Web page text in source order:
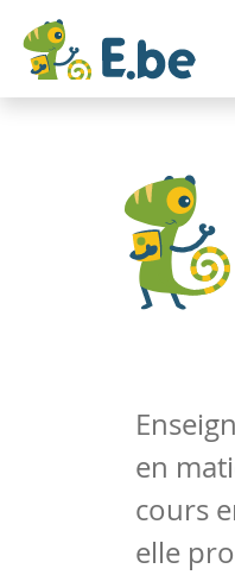
en
cours
elle